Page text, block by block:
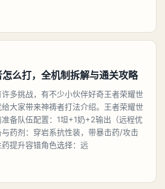
么打，全机制拆解与通关攻略
多挑战，有不少小伙伴好奇王者荣耀世
大家带来神祷者打法介绍。王者荣耀世
备队伍配置：1坦+1奶+2输出（远程优
药剂：穿岩系抗性装，带暴击药/攻击
提升容错角色选择：远